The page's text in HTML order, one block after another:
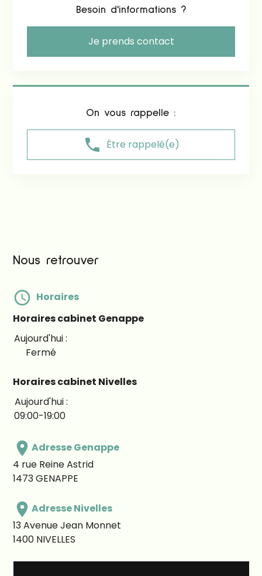
Besoin d'informations ?
Je prends contact
On vous rappelle :
phone Être rappelé(e)
Nous retrouver
schedule Horaires
Horaires cabinet Genappe
Fermé
Horaires cabinet Nivelles
09:00-19:00
placeAdresse Genappe
4 rue Reine Astrid
1473GENAPPE
placeAdresse Nivelles
13 Avenue Jean Monnet
1400 NIVELLES